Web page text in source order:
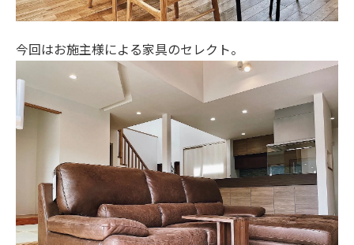
今回はお施主様による家具のセレクト。